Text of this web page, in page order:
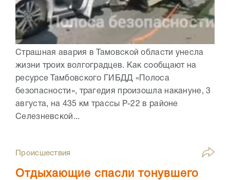
Страшная авария в Тамовской области унесла
жизни троих волгоградцев. Как сообщают на
ресурсе Тамбовского ГИБДД «Полоса
безопасности», трагедия произошла накануне, 3
августа, на 435 км трассы Р-22 в районе
Селезневской...
Происшествия
Отдыхающие спасли тонувшего